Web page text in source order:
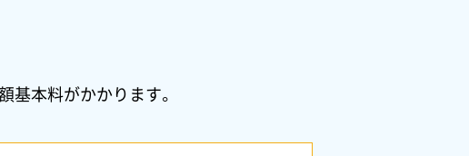
基本料がかかります。